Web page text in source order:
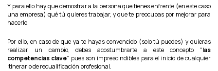
Y para ello hay que demostrar a la persona que tienes enfrente (en este caso
una empresa) qué tú quieres trabajar, y que te preocupas por mejorar para
hacerlo.
Por ello, en caso de que ya te hayas convencido (solo tú puedes) y quieras
realizar un cambio, debes acostumbrarte a este concepto “las
competencias clave” pues son imprescindibles para el inicio de cualquier
itinerario de recualificación profesional.